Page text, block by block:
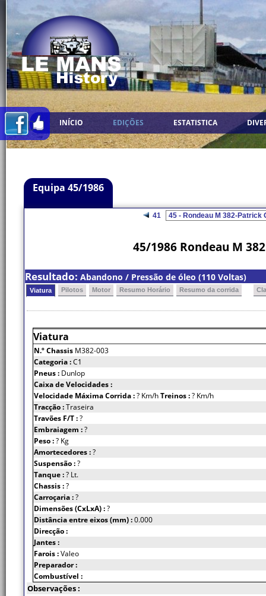
INÍCIO EDIÇÕES ESTATISTICA
Equipa 45/1986
41
45/1986 Rondeau M
Resultado: Abandono / Pressão de óleo (110 Voltas)
Viatura Pilotos Motor Resumo Horário Resumo da corrida
Viatura
N.º Chassis M382-003
Categoria :C1
Pneus : Dunlop
Caixa de Velocidades :
Velocidade Máxima Corrida :? Km/hTreinos :? Km/h
Tracção :Traseira
Travões F/T :?
Embraiagem :?
Peso :? Kg
Amortecedores :?
Suspensão :?
Tanque :? Lt.
Chassis :?
Carroçaria :?
Dimensões (CxLxA) :?
Distância entre eixos (mm) :0.000
Direcção :
Jantes :
Farois :Valeo
Preparador :
Combustível :
Observações :